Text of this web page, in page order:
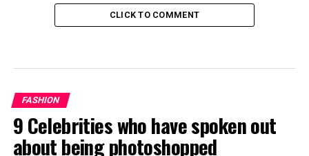
CLICK TO COMMENT
FASHION
9 Celebrities who have spoken out
about being photoshopped